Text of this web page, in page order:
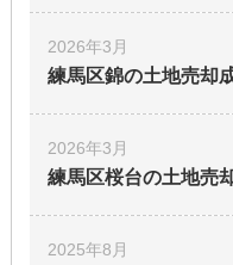
2026年3月
練馬区錦の土地売却
2026年3月
練馬区桜台の土地売
2025年8月